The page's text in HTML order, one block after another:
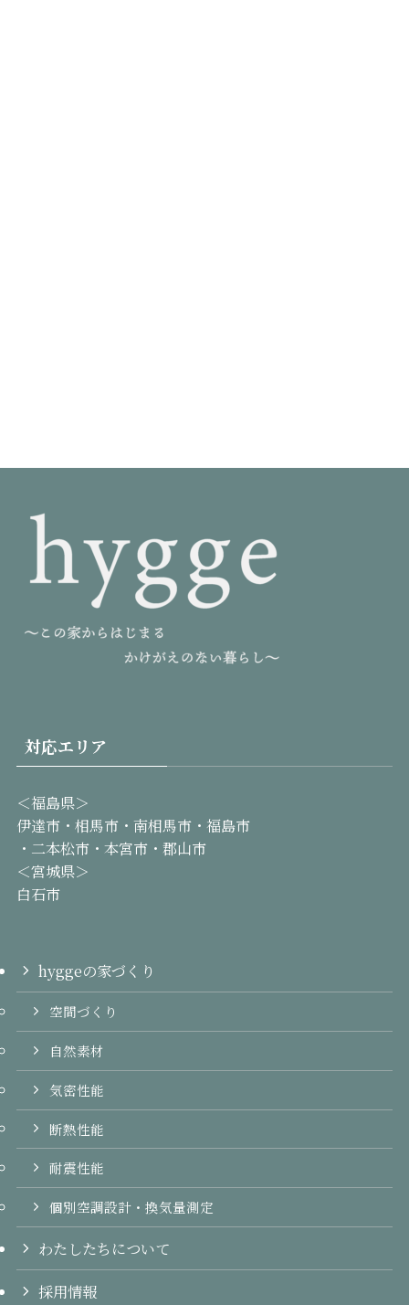
対応エリア
＜福島県＞
伊達市・相馬市・南相馬市・福島市
・二本松市・本宮市・郡山市
＜宮城県＞
白石市
hyggeの家づくり
空間づくり
自然素材
気密性能
断熱性能
耐震性能
個別空調設計・換気量測定
わたしたちについて
採用情報